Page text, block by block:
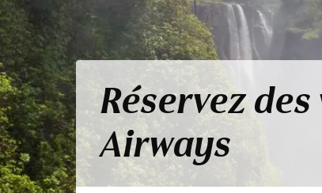
Réservez
Airways